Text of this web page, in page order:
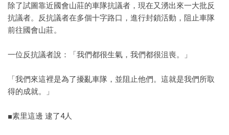
除了試圖靠近國會山莊的車隊抗議者，現在又湧出來一大批反
抗議者。反抗議者在多個十字路口，進行封鎖活動，阻止車隊
前往國會山莊。
一位反抗議者說：「我們都很生氣，我們都很沮喪。」
「我們來這裡是為了擾亂車隊，並阻止他們。這就是我們所取
得的成就。」
■素里這邊 逮了4人